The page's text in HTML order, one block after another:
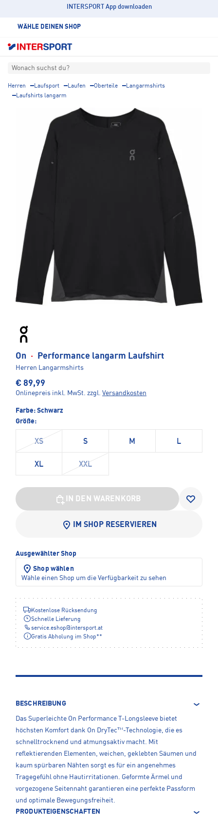
INTERSPORT App downloaden
WÄHLE DEINEN SHOP
Wonach suchst du?
Herren Laufsport Laufen Oberteile
Langarmshirts
Laufshirts langarm
On · Performance langarm Laufshirt
Herren Langarmshirts
€ 89,99
Onlinepreis inkl. MwSt. zzgl. Versandkosten
Farbe: Schwarz
Größe:
XS S M L
XL XXL
IN DEN WARENKORB
IM SHOP RESERVIEREN
Ausgewählter Shop
Shop wählen
Wähle einen Shop um die Verfügbarkeit zu sehen
Kostenlose Rücksendung
Schnelle Lieferung
service.eshop@intersport.at
Gratis Abholung im Shop**
BESCHREIBUNG
Das Superleichte On Performance T-Longsleeve bietet
höchsten Komfort dank On DryTec™-Technologie, die es
schnelltrocknend und atmungsaktiv macht. Mit
reflektierenden Elementen, weichen, geklebten Säumen und
kaum spürbaren Nähten sorgt es für ein angenehmes
Tragegefühl ohne Hautirritationen. Geformte Ärmel und
vorgezogene Seitennaht garantieren eine perfekte Passform
und optimale Bewegungsfreiheit.
PRODUKTEIGENSCHAFTEN